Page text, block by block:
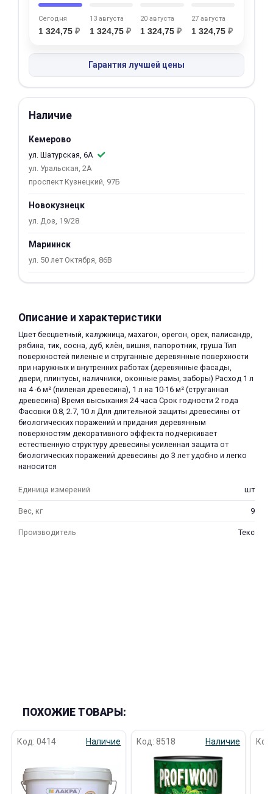
Сегодня
1 324,75 ₽
13 августа
1 324,75 ₽
20 августа
1 324,75 ₽
27 августа
1 324,75 ₽
Гарантия лучшей цены
Наличие
Кемерово
ул. Шатурская, 6А
ул. Уральская, 2А
проспект Кузнецкий, 97Б
Новокузнецк
ул. Доз, 19/28
Мариинск
ул. 50 лет Октября, 86В
Описание и характеристики
Цвет бесцветный, калужница, махагон, орегон, орех, палисандр,
рябина, тик, сосна, дуб, клѐн, вишня, папоротник, груша Тип
поверхностей пиленые и струганные деревянные поверхности
при наружных и внутренних работах (деревянные фасады,
двери, плинтусы, наличники, оконные рамы, заборы) Расход 1 л
на 4 -6 м² (пиленая древесина), 1 л на 10-16 м² (струганная
древесина) Время высыхания 24 часа Срок годности 2 года
Фасовки 0.8, 2.7, 10 л Для длительной защиты древесины от
биологических поражений и придания деревянным
поверхностям декоративного эффекта подчеркивает
естественную структуру древесины усиленная защита от
биологических поражений древесины до 3 лет удобно и легко
наносится
Единица измерений шт
Вес, кг 9
Производитель Текс
ПОХОЖИЕ ТОВАРЫ:
Код: 0414 Наличие Код: 8518 Наличие
25
недели
раз в 2 недели
Остались вопросы?
8 800 302-02-51